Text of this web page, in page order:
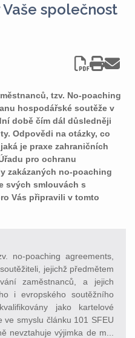
společnost
tzv. No-poaching
hospodářské soutěže v
době čím dál důsledněji
Odpovědi na otázky, co
je praxe zahraničních
pro ochranu
zakázaných no-poaching
svých smlouvách s
Vás připravili v tomto
no-poaching agreements,
jejichž předmětem
zaměstnanců, a jejich
i evropského soutěžního
jako kartelové
smyslu článku 101 SFEU
nevztahuje výjimka de m...